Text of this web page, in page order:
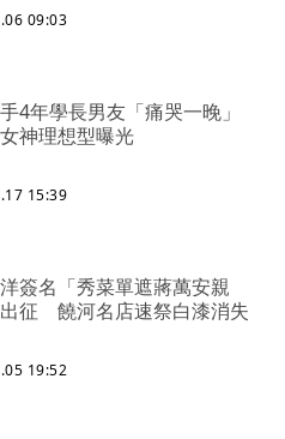
09:03
4年學長男友「痛哭一晚」
神理想型曝光
15:39
簽名「秀菜單遮蔣萬安親
征 饒河名店速祭白漆消失
19:52